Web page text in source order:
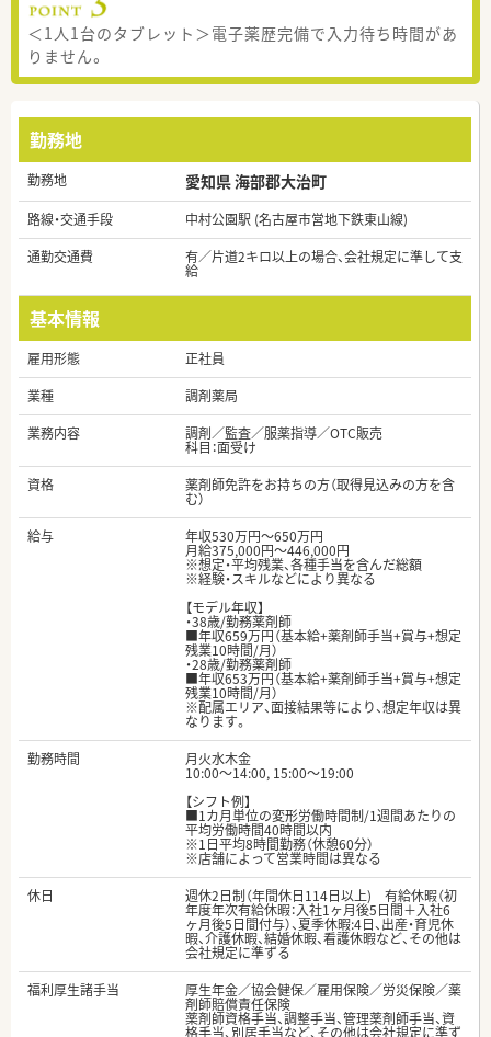
＜1人1台のタブレット＞電子薬歴完備で入力待ち時間があ
りません。
勤務地
勤務地 愛知県 海部郡大治町
路線・交通手段
中村公園駅 (名古屋市営地下鉄東山線)
通勤交通費
有／片道2キロ以上の場合、会社規定に準して支
給
基本情報
雇用形態
正社員
業種
調剤薬局
業務内容
調剤／監査／服薬指導／OTC販売
科目：面受け
資格
薬剤師免許をお持ちの方（取得見込みの方を含
む）
給与
年収530万円～650万円
月給375,000円～446,000円
※想定・平均残業、各種手当を含んだ総額
※経験・スキルなどにより異なる
【モデル年収】
・38歳/勤務薬剤師
■年収659万円（基本給+薬剤師手当+賞与+想定
残業10時間/月）
・28歳/勤務薬剤師
■年収653万円（基本給+薬剤師手当+賞与+想定
残業10時間/月）
※配属エリア、面接結果等により、想定年収は異
なります。
勤務時間
月火水木金
10:00〜14:00, 15:00〜19:00
【シフト例】
■1カ月単位の変形労働時間制/1週間あたりの
平均労働時間40時間以内
※1日平均8時間勤務（休憩60分）
※店舗によって営業時間は異なる
休日
週休2日制（年間休日114日以上) 有給休暇（初
年度年次有給休暇：入社1ヶ月後5日間＋入社6
ヶ月後5日間付与）、夏季休暇:4日、出産・育児休
暇、介護休暇、結婚休暇、看護休暇など、その他は
会社規定に準ずる
福利厚生諸手当
厚生年金／協会健保／雇用保険／労災保険／薬
剤師賠償責任保険
薬剤師資格手当、調整手当、管理薬剤師手当、資
格手当、別居手当など、その他は会社規定に準ず